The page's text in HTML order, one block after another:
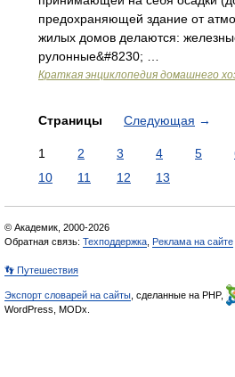
предохраняющей здание от
жилых домов делаются:
рулонные&#8230; …
Краткая энциклопедия домашнего
Страницы Следующая →
1 2 3 4 5
10
11 12 13
© Академик, 2000-2026
Обратная связь: Техподдержка Реклама на сайте
👣 Путешествия
Экспорт словарей на сайты , сделанные на PHP,
WordPress, MODx.